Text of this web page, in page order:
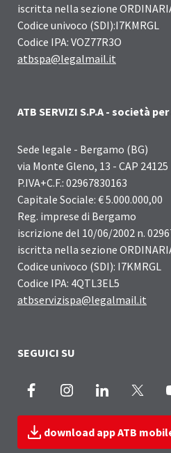
iscritta nella sezione
Codice univoco (SDI):I7KMRGL
Codice IPA: VOZ77R3O
atbspa@legalmail.it
ATB SERVIZI S.P.A - società
Sede legale - Bergamo (BG)
via Monte Gleno, 13 - CAP 24125
P.IVA+C.F.: 02967830163
Capitale Sociale: € 5.000.000,00
Reg. imprese di Bergamo
iscrizione del 10/06/2002 n.
iscritta nella sezione
Codice univoco (SDI): I7KMRGL
Codice IPA: 4QTL3EL5
atbservizispa@legalmail.it
SEGUICI SU
Facebook InstagramLinkedIn
download app ATB